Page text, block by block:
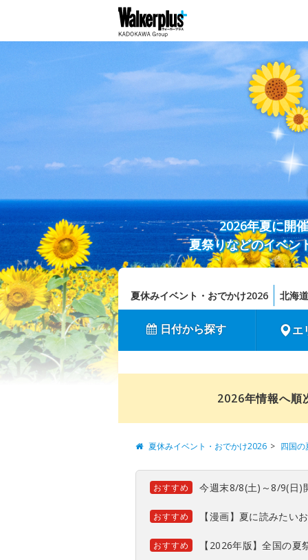
2026年夏に開
夏祭りなどのイベン
夏休みイベント・おでかけ2026 北海道
日付から探す エ
2026年情報へ順
夏休みイベント・おでかけ2026 四国
おすすめ 今週末8/8(土)～8/9(日)
おすすめ 【漫画】夏に読みたい
おすすめ 【2026年版】全国の